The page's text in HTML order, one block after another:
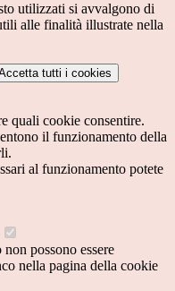
utilizzati si avvalgono di
alle finalità illustrate nella
tutti i cookies
quali cookie consentire.
il funzionamento della
al funzionamento potete
possono essere
nella pagina della cookie